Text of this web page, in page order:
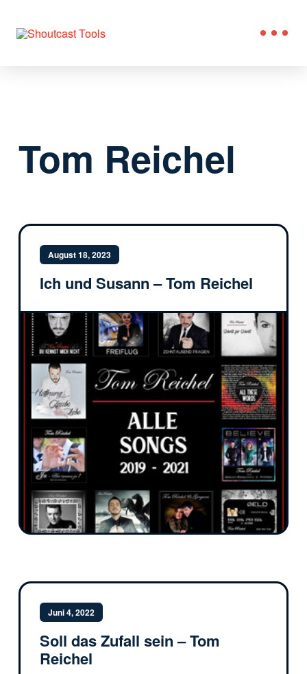
Tom Reichel
August 18, 2023
Ich und Susann – Tom Reichel
Juni 4, 2022
Soll das Zufall sein – Tom
Reichel